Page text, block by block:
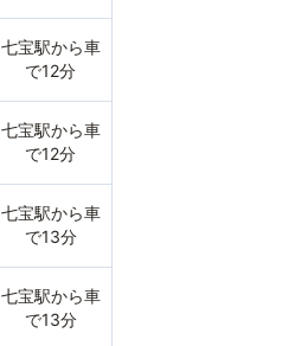
七宝駅から車
で12分
七宝駅から車
で12分
七宝駅から車
で13分
七宝駅から車
で13分